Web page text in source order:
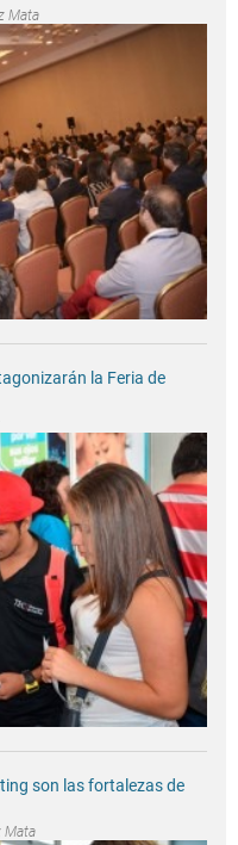
Mata
la Feria de
son las fortalezas de
Mata